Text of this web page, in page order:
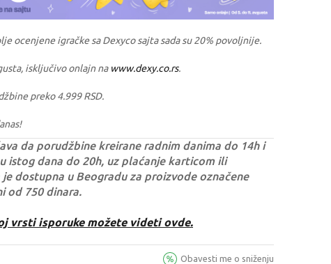
ocenjene igračke sa Dexyco sajta sada su 20% povoljnije.
isključivo onlajn na www.dexy.co.rs.
preko 4.999 RSD.
da porudžbine kreirane radnim danima do 14h i
istog dana do 20h, uz plaćanje karticom ili
je dostupna u Beogradu za proizvode označene
od 750 dinara.
vrsti isporuke možete videti ovde.
Obavesti me o sniženju